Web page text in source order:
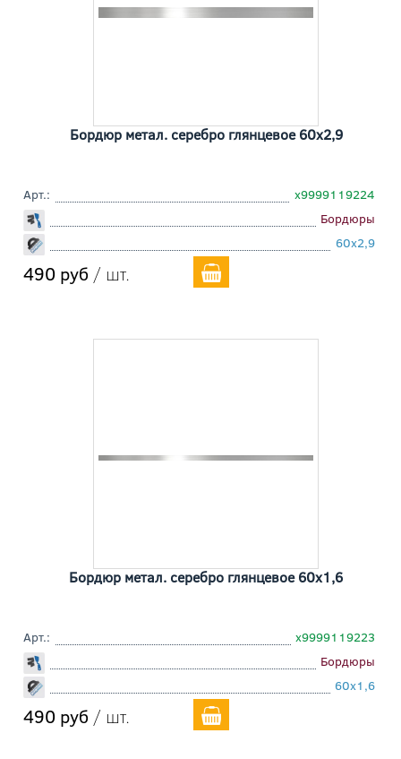
Бордюр метал. серебро глянцевое 60x2,9
Арт.:
х9999119224
Бордюры
60x2,9
490 руб / шт.
Бордюр метал. серебро глянцевое 60x1,6
Арт.:
х9999119223
Бордюры
60x1,6
490 руб / шт.